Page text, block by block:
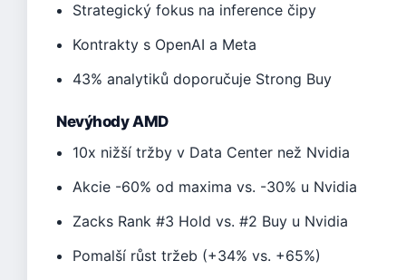
Strategický fokus na inference čipy
Kontrakty s OpenAI a Meta
43% analytiků doporučuje Strong Buy
Nevýhody AMD
10x nižší tržby v Data Center než Nvidia
Akcie -60% od maxima vs. -30% u Nvidia
Zacks Rank #3 Hold vs. #2 Buy u Nvidia
Pomalší růst tržeb (+34% vs. +65%)